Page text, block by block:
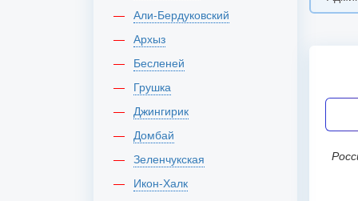
Али-Бердуковский
Архыз
Бесленей
Грушка
Джингирик
Домбай
Зеленчукская
Икон-Халк